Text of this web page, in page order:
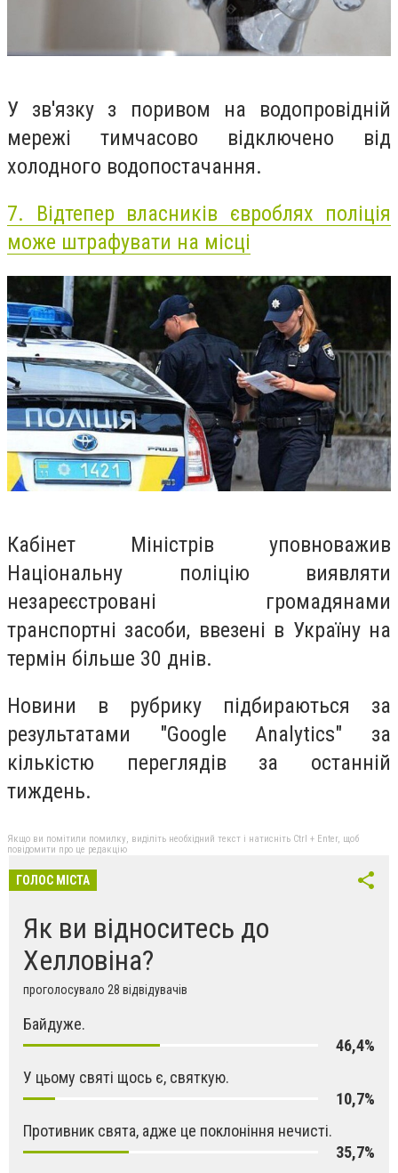
У зв'язку з поривом на водопровідній
мережі тимчасово відключено від
холодного водопостачання.
7. Відтепер власників євроблях поліція
може штрафувати на місці
Кабінет Міністрів уповноважив
Національну поліцію виявляти
незареєстровані громадянами
транспортні засоби, ввезені в Україну на
термін більше 30 днів.
Новини в рубрику підбираються за
результатами "Google Analytics" за
кількістю переглядів за останній
тиждень.
Якщо ви помітили помилку, виділіть необхідний текст і натисніть Ctrl + Enter, щоб
повідомити про це редакцію
ГОЛОС МІСТА
Як ви відноситесь до
Хелловіна?
проголосувало 28 відвідувачів
Байдуже.
46,4%
У цьому святі щось є, святкую.
10,7%
Противник свята, адже це поклоніння нечисті.
35,7%